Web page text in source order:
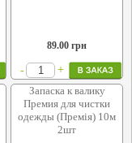
89.00 грн
-
+
Запаска к валику
Премия для чистки
одежды (Премія) 10м
2шт